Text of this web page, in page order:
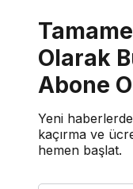
Olarak
Abone
Yeni
kaçırma ve
hemen başlat.